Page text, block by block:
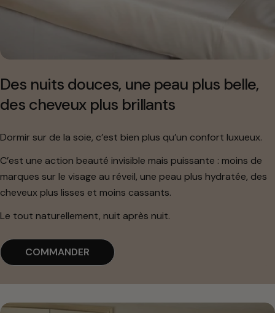
Des nuits douces, une peau plus belle,
des cheveux plus brillants
Dormir sur de la soie, c’est bien plus qu’un confort luxueux.
C’est une action beauté invisible mais puissante : moins de
marques sur le visage au réveil, une peau plus hydratée, des
cheveux plus lisses et moins cassants.
Le tout naturellement, nuit après nuit.
COMMANDER